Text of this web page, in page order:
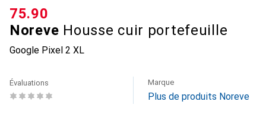
Noreve Housse cuir portefeuille
Google Pixel 2 XL
CHF
75.90
Évaluations Marque
Plus de produits Noreve